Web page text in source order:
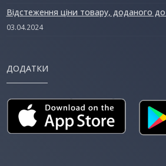
Відстеження ціни товару, доданого
03.04.2024
ДОДАТКИ